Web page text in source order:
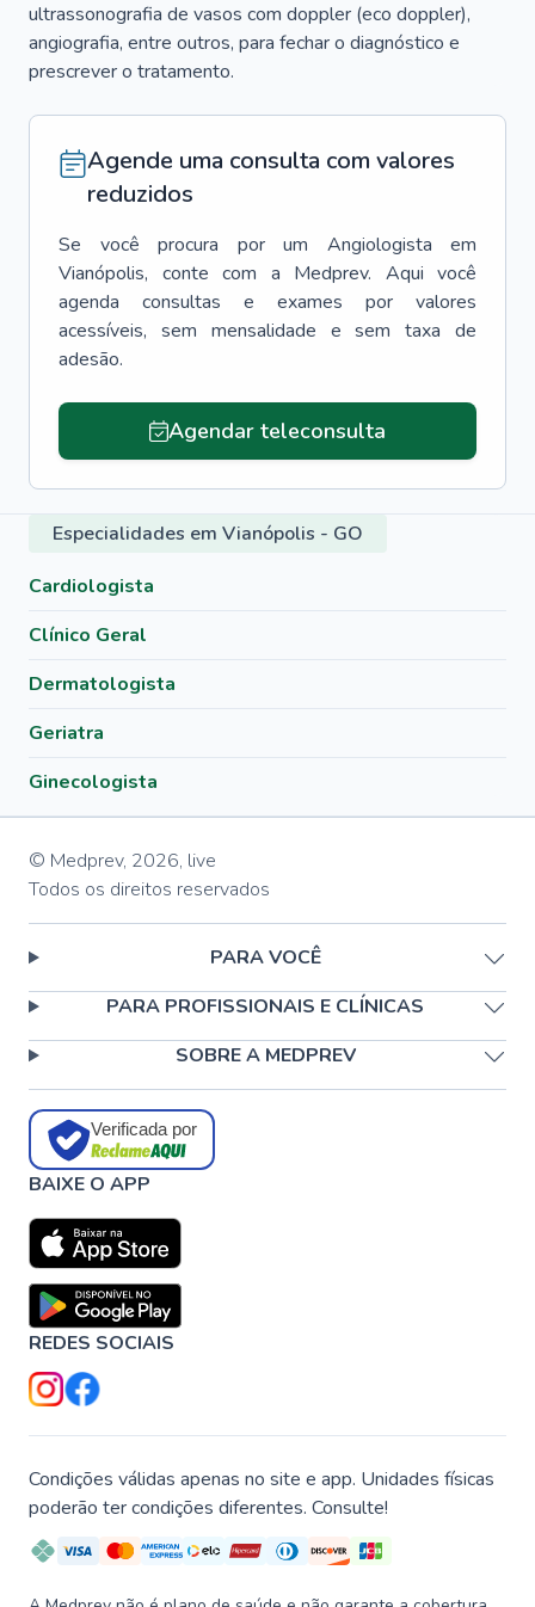
ultrassonografia de vasos com doppler (eco doppler),
angiografia, entre outros, para fechar o diagnóstico e
prescrever o tratamento.
Agende uma consulta com valores
reduzidos
Se você procura por um Angiologista
em
Vianópolis, conte com a Medprev. Aqui você
agenda consultas e exames por valores
acessíveis, sem mensalidade e sem taxa de
adesão.
Agendar teleconsulta
Especialidades em Vianópolis - GO
Cardiologista
Clínico Geral
Dermatologista
Geriatra
Ginecologista
© Medprev, 2026, live
Todos os direitos reservados
PARA VOCÊ
PARA PROFISSIONAIS E CLÍNICAS
SOBRE A MEDPREV
Verificada por
BAIXE O APP
REDES SOCIAIS
Condições válidas apenas no site e app. Unidades físicas
poderão ter condições diferentes. Consulte!